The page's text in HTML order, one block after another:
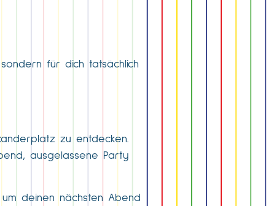
für dich tatsächlich
zu entdecken.
ausgelassene Party
deinen nächsten Abend